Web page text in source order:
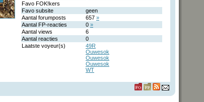
Favo FOK!kers
Favo subsite
geen
Aantal forumposts
657 »
Aantal FP-reacties
0 »
Aantal views
6
Aantal reacties
0
Laatste voyeur(s)
49R
Ouwesok
Ouwesok
Ouwesok
WT